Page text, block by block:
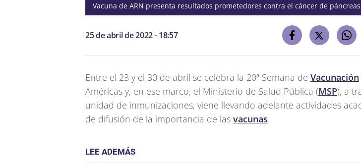
Vacuna de ARN presenta resultados prometedores contra el cáncer de páncreas
25 de abril de 2022 - 18:57
Entre el 23 y el 30 de abril se celebra la 20ª Semana de Vacunación
Américas y, en ese marco, el Ministerio de Salud Pública (MSP), a
unidad de inmunizaciones, viene llevando adelante actividades
de difusión de la importancia de las vacunas.
LEE ADEMÁS